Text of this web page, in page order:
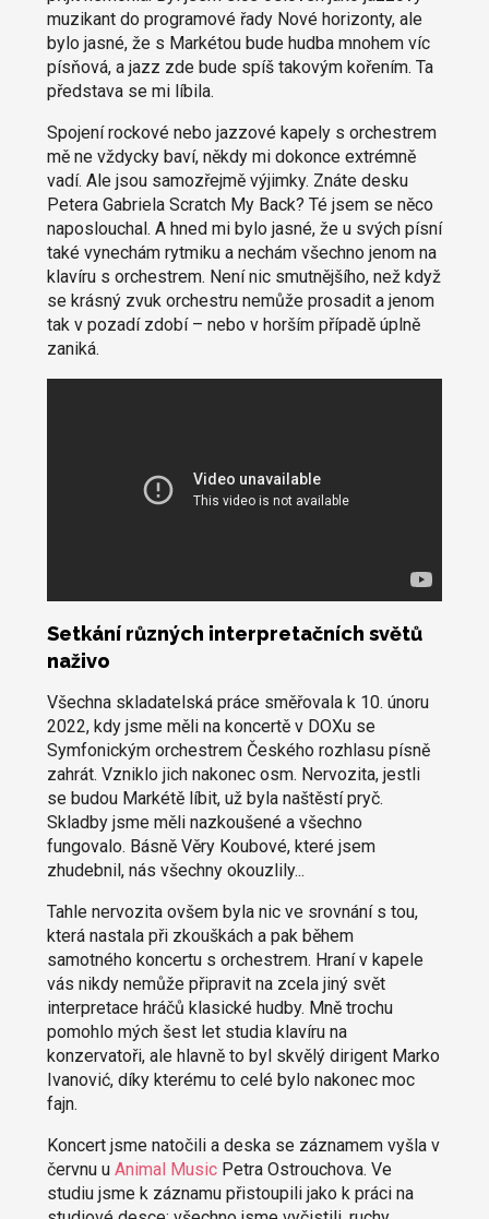
muzikant do programové řady Nové horizonty, ale
bylo jasné, že s Markétou bude hudba mnohem víc
písňová, a jazz zde bude spíš takovým kořením. Ta
představa se mi líbila.
Spojení rockové nebo jazzové kapely s orchestrem
mě ne vždycky baví, někdy mi dokonce extrémně
vadí. Ale jsou samozřejmě výjimky. Znáte desku
Petera Gabriela Scratch My Back? Té jsem se něco
naposlouchal. A hned mi bylo jasné, že u svých písní
také vynechám rytmiku a nechám všechno jenom na
klavíru s orchestrem. Není nic smutnějšího, než když
se krásný zvuk orchestru nemůže prosadit a jenom
tak v pozadí zdobí – nebo v horším případě úplně
zaniká.
Setkání různých interpretačních světů
naživo
Všechna skladatelská práce směřovala k 10. únoru
2022, kdy jsme měli na koncertě v DOXu se
Symfonickým orchestrem Českého rozhlasu písně
zahrát. Vzniklo jich nakonec osm. Nervozita, jestli
se budou Markétě líbit, už byla naštěstí pryč.
Skladby jsme měli nazkoušené a všechno
fungovalo. Básně Věry Koubové, které jsem
zhudebnil, nás všechny okouzlily...
Tahle nervozita ovšem byla nic ve srovnání s tou,
která nastala při zkouškách a pak během
samotného koncertu s orchestrem. Hraní v kapele
vás nikdy nemůže připravit na zcela jiný svět
interpretace hráčů klasické hudby. Mně trochu
pomohlo mých šest let studia klavíru na
konzervatoři, ale hlavně to byl skvělý dirigent Marko
Ivanović, díky kterému to celé bylo nakonec moc
fajn.
Koncert jsme natočili a deska se záznamem vyšla v
červnu u Animal MusicPetra Ostrouchova. Ve
studiu jsme k záznamu přistoupili jako k práci na